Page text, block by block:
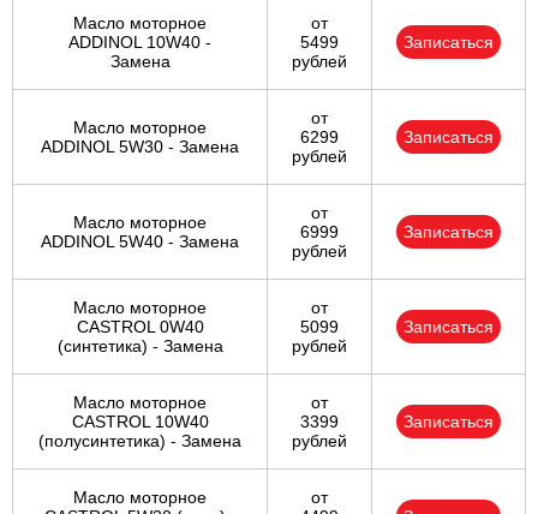
Масло моторное
ADDINOL 10W40 -
Замена
от
5499
рублей
Записаться
Масло моторное
ADDINOL 5W30 - Замена
от
6299
рублей
Записаться
Масло моторное
ADDINOL 5W40 - Замена
от
6999
рублей
Записаться
Масло моторное
CASTROL 0W40
(синтетика) - Замена
от
5099
рублей
Записаться
Масло моторное
CASTROL 10W40
(полусинтетика) - Замена
от
3399
рублей
Записаться
Масло моторное
от